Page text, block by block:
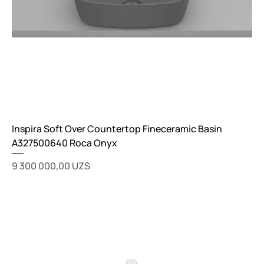
Inspira Soft Over Countertop Fineceramic Basin
A327500640 Roca Onyx
Цена
9 300 000,00 UZS